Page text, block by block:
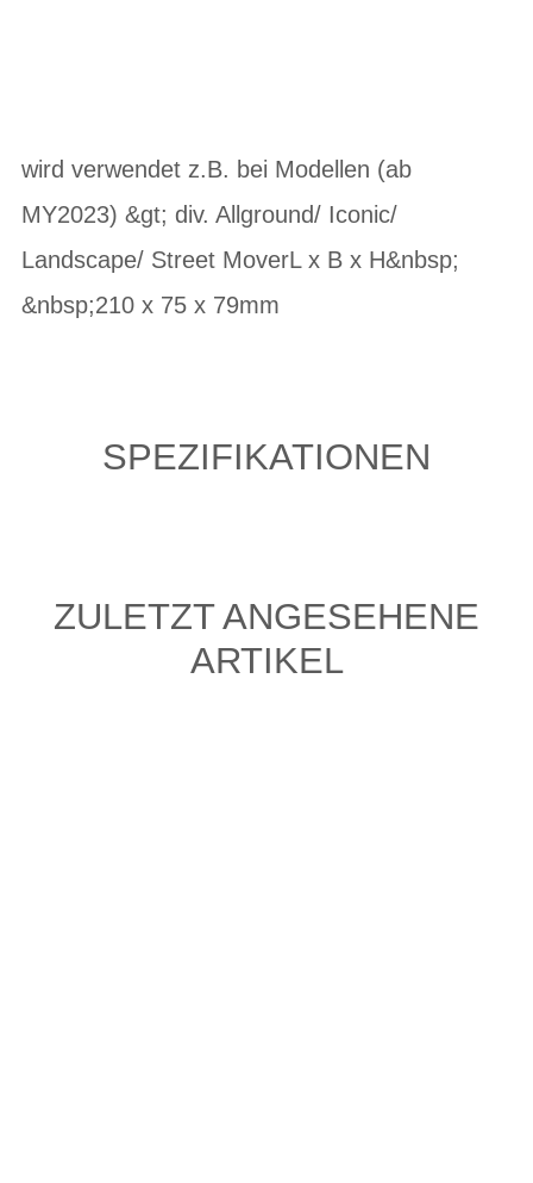
wird verwendet z.B. bei Modellen (ab
MY2023) &gt; div. Allground/ Iconic/
Landscape/ Street MoverL x B x H&nbsp;
&nbsp;210 x 75 x 79mm
SPEZIFIKATIONEN
ZULETZT ANGESEHENE
ARTIKEL